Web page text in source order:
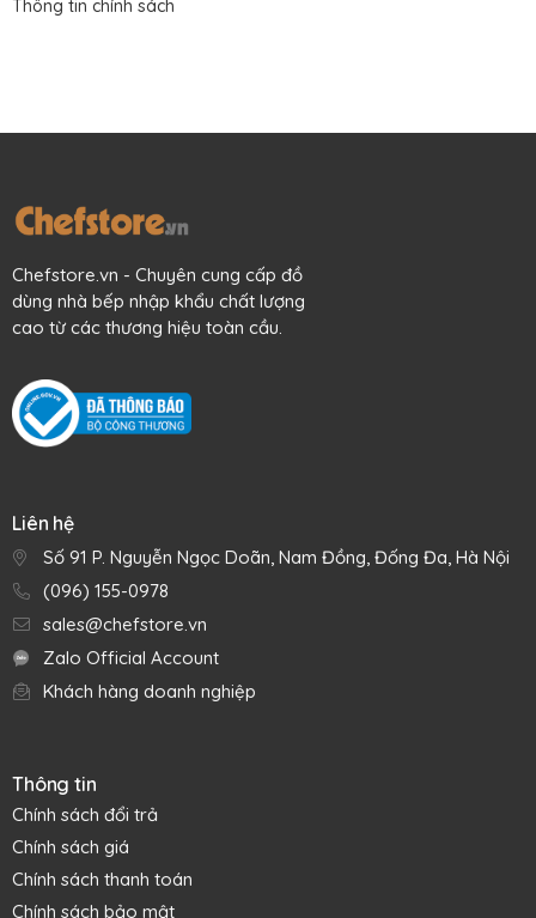
Thông tin chính sách
Chefstore.vn - Chuyên cung cấp đồ
dùng nhà bếp nhập khẩu chất lượng
cao từ các thương hiệu toàn cầu.
Liên hệ
Số 91 P. Nguyễn Ngọc Doãn, Nam Đồng, Đống Đa, Hà Nội
(096) 155-0978
sales@chefstore.vn
Zalo Official Account
Khách hàng doanh nghiệp
Thông tin
Chính sách đổi trả
Chính sách giá
Chính sách thanh toán
Chính sách bảo mật